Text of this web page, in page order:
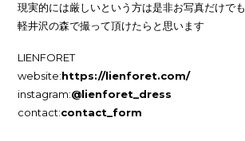
現実的には厳しいという方は是非お写真だけでも
軽井沢の森で撮って頂けたらと思います
LIENFORET
website:https://lienforet.com/
instagram:@lienforet_dress
contact:contact_form